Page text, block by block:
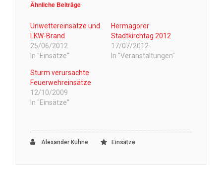
Ähnliche Beiträge
Unwettereinsätze und
LKW-Brand
25/06/2012
In "Einsätze"
Hermagorer
Stadtkirchtag 2012
17/07/2012
In "Veranstaltungen"
Sturm verursachte
Feuerwehreinsätze
12/10/2009
In "Einsätze"
Alexander Kühne Einsätze